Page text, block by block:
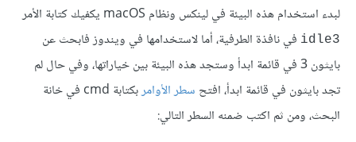
لبدء استخدام هذه البيئة في لينكس ونظام macOS يكفيك كتابة الأمر
idle3 في نافذة الطرفية، أما لاستخدامها في ويندوز فابحث عن
بايثون 3 في قائمة ابدأ وستجد هذه البيئة بين خياراتها، وفي حال لم
تجد بايثون في قائمة ابدأ، افتح سطر الأوامر
بكتابة cmd في خانة
البحث، ومن ثم اكتب ضمنه السطر التالي: